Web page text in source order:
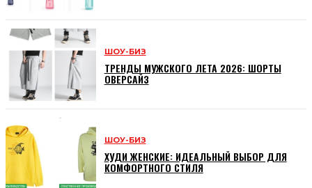
ШОУ-БИЗ
ТРЕНДЫ МУЖСКОГО ЛЕТА 2026: ШОРТЫ
ОВЕРСАЙЗ
ШОУ-БИЗ
ХУДИ ЖЕНСКИЕ: ИДЕАЛЬНЫЙ ВЫБОР ДЛЯ
КОМФОРТНОГО СТИЛЯ